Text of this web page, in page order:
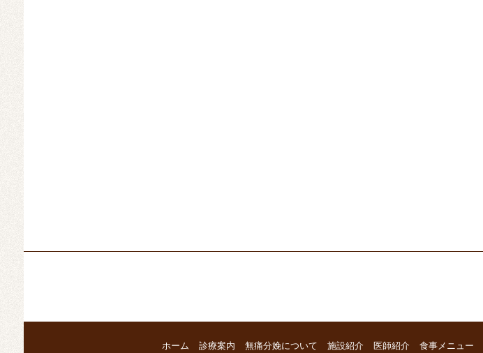
ホーム 診療案内 無痛分娩について 施設紹介 医師紹介 食事メニュー